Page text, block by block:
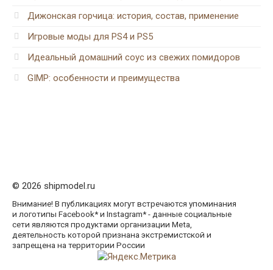
Дижонская горчица: история, состав, применение
Игровые моды для PS4 и PS5
Идеальный домашний соус из свежих помидоров
GIMP: особенности и преимущества
© 2026 shipmodel.ru
Внимание! В публикациях могут встречаются упоминания
и логотипы Facebook* и Instagram* - данные социальные
сети являются продуктами организации Meta,
деятельность которой признана экстремистской и
запрещена на территории России